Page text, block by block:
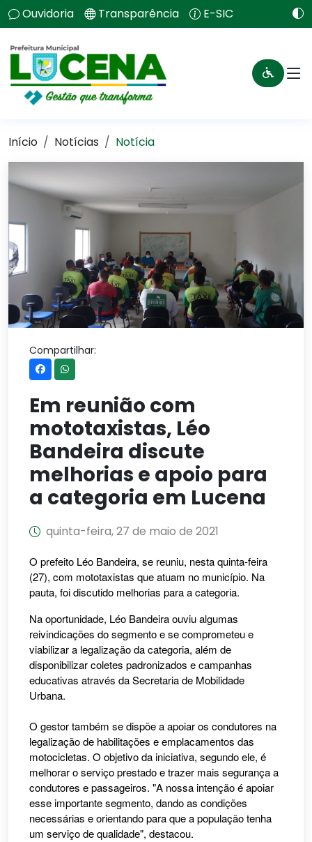
Ouvidoria Transparência E-SIC
Início Notícias Notícia
Compartilhar:
Em reunião com
mototaxistas, Léo
Bandeira discute
melhorias e apoio para
a categoria em Lucena
quinta-feira, 27 de maio de 2021
O prefeito Léo Bandeira, se reuniu, nesta quinta-feira
(27), com mototaxistas que atuam no município. Na
pauta, foi discutido melhorias para a categoria.
Na oportunidade, Léo Bandeira ouviu algumas
reivindicações do segmento e se comprometeu e
viabilizar a legalização da categoria, além de
disponibilizar coletes padronizados e campanhas
educativas através da Secretaria de Mobilidade
Urbana.
O gestor também se dispõe a apoiar os condutores na
legalização de habilitações e emplacamentos das
motocicletas. O objetivo da iniciativa, segundo ele, é
melhorar o serviço prestado e trazer mais segurança a
condutores e passageiros. "A nossa intenção é apoiar
esse importante segmento, dando as condições
necessárias e orientando para que a população tenha
um serviço de qualidade", destacou.